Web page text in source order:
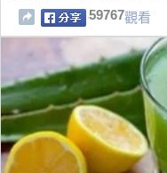
59767觀看